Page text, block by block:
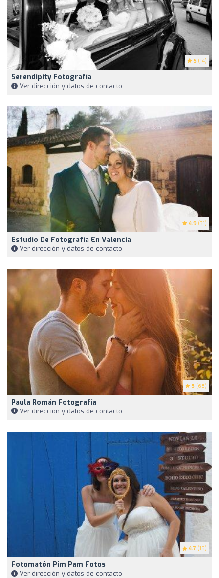
5 (14)
Serendipity Fotografía
Ver dirección y datos de contacto
4.9 (31)
Estudio De Fotografía En Valencia
Ver dirección y datos de contacto
5 (68)
Paula Román Fotografía
Ver dirección y datos de contacto
4.7 (15)
Fotomatón Pim Pam Fotos
Ver dirección y datos de contacto